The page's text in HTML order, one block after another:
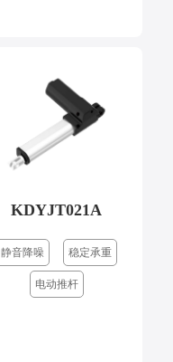
KDYJT021A
静音降噪 稳定承重
电动推杆